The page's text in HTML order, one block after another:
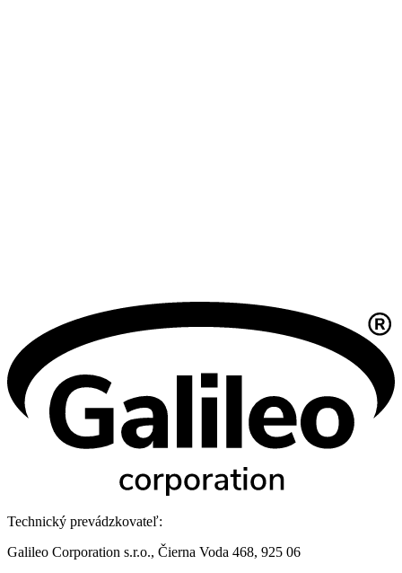
Technický prevádzkovateľ:
Galileo Corporation s.r.o., Čierna Voda 468, 925 06